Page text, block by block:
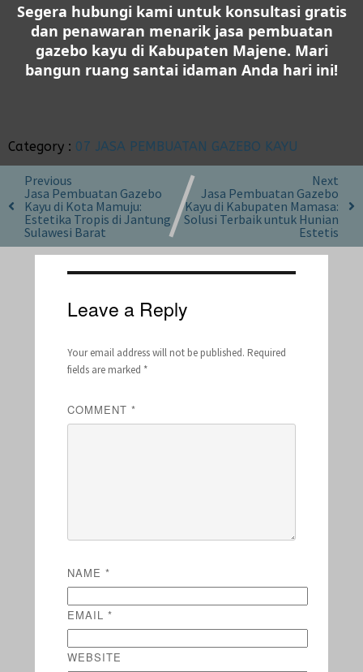
Segera hubungi kami untuk konsultasi gratis
dan penawaran menarik jasa pembuatan
gazebo kayu di Kabupaten Majene. Mari
bangun ruang santai idaman Anda hari ini!
Category : 07 JASA PEMBUATAN GAZEBO KAYU
Previous
Jasa Pembuatan Gazebo
Kayu di Kota Mamuju:
Estetika Tropis di Jantung
Sulawesi Barat
Next
Jasa Pembuatan Gazebo
Kayu di Kabupaten Mamasa:
Solusi Terbaik untuk Hunian
Estetis
Leave a Reply
Your email address will not be published. Required
fields are marked *
COMMENT *
NAME *
EMAIL *
WEBSITE